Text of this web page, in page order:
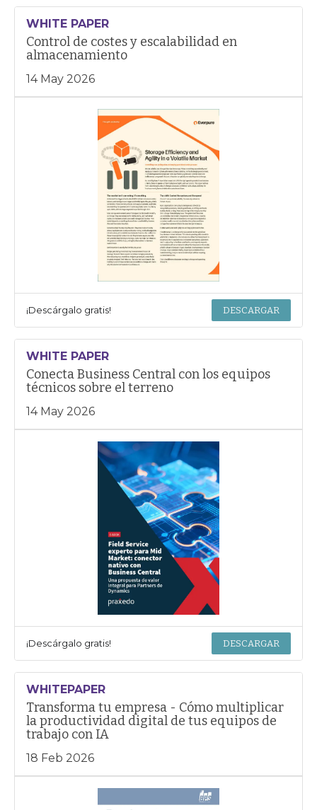
WHITE PAPER
Control de costes y escalabilidad en
almacenamiento
14 May 2026
¡Descárgalo gratis! DESCARGAR
WHITE PAPER
Conecta Business Central con los equipos
técnicos sobre el terreno
14 May 2026
¡Descárgalo gratis! DESCARGAR
WHITEPAPER
Transforma tu empresa - Cómo multiplicar
la productividad digital de tus equipos de
trabajo con IA
18 Feb 2026